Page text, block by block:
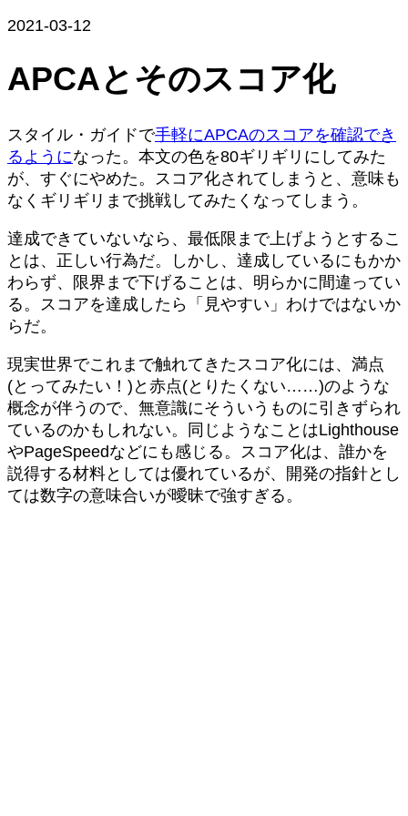
2021-03-12
APCAとそのスコア化
スタイル・ガイドで手軽にAPCAのスコアを確認でき
るようになった。本文の色を80ギリギリにしてみた
が、すぐにやめた。スコア化されてしまうと、意味も
なくギリギリまで挑戦してみたくなってしまう。
達成できていないなら、最低限まで上げようとするこ
とは、正しい行為だ。しかし、達成しているにもかか
わらず、限界まで下げることは、明らかに間違ってい
る。スコアを達成したら「見やすい」わけではないか
らだ。
現実世界でこれまで触れてきたスコア化には、満点
(とってみたい！)と赤点(とりたくない……)のような
概念が伴うので、無意識にそういうものに引きずられ
ているのかもしれない。同じようなことはLighthouse
やPageSpeedなどにも感じる。スコア化は、誰かを
説得する材料としては優れているが、開発の指針とし
ては数字の意味合いが曖昧で強すぎる。